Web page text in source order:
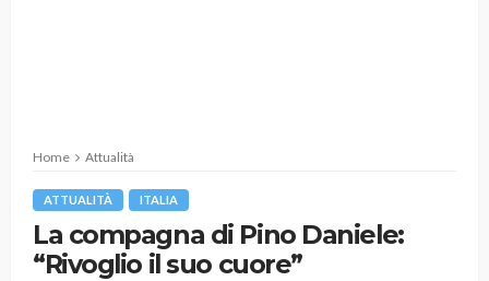
Home Attualità
ATTUALITÀ ITALIA
La compagna di Pino Daniele:
“Rivoglio il suo cuore”